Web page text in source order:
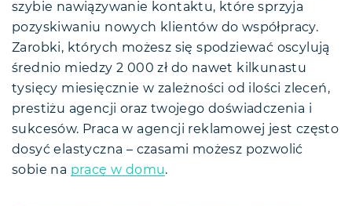
szybie nawiązywanie kontaktu, które sprzyja
pozyskiwaniu nowych klientów do współpracy.
Zarobki, których możesz się spodziewać oscylują
średnio miedzy 2 000 zł do nawet kilkunastu
tysięcy miesięcznie w zależności od ilości zleceń,
prestiżu agencji oraz twojego doświadczenia i
sukcesów. Praca w agencji reklamowej jest często
dosyć elastyczna – czasami możesz pozwolić
sobie na pracę w domu.